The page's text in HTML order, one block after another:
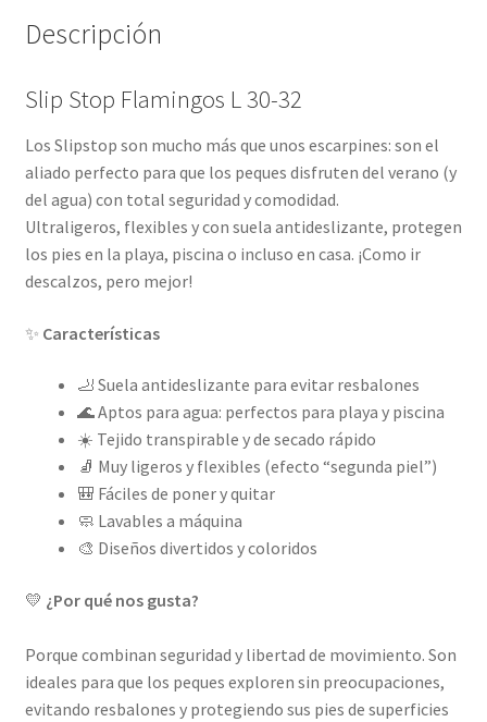
Descripción
Slip Stop Flamingos L 30-32
Los Slipstop son mucho más que unos escarpines: son el
aliado perfecto para que los peques disfruten del verano (y
del agua) con total seguridad y comodidad.
Ultraligeros, flexibles y con suela antideslizante, protegen
los pies en la playa, piscina o incluso en casa. ¡Como ir
descalzos, pero mejor!
✨ Características
🦶 Suela antideslizante para evitar resbalones
🌊 Aptos para agua: perfectos para playa y piscina
☀️ Tejido transpirable y de secado rápido
🧦 Muy ligeros y flexibles (efecto “segunda piel”)
🎒 Fáciles de poner y quitar
🧼 Lavables a máquina
🎨 Diseños divertidos y coloridos
💛 ¿Por qué nos gusta?
Porque combinan seguridad y libertad de movimiento. Son
ideales para que los peques exploren sin preocupaciones,
evitando resbalones y protegiendo sus pies de superficies